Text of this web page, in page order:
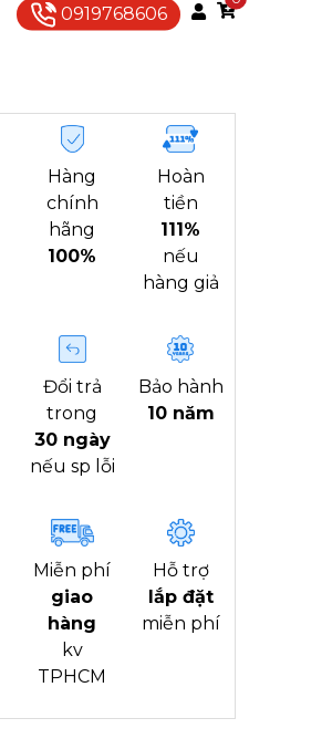
Liên hệ0919768606
Hàng
chính
hãng
100%
Hoàn
tiền
111%
nếu
hàng giả
Đổi trả
trong
30 ngày
nếu sp lỗi
Bảo hành
10 năm
Miễn phí
giao
hàng
kv
TPHCM
Hỗ trợ
lắp đặt
miễn phí